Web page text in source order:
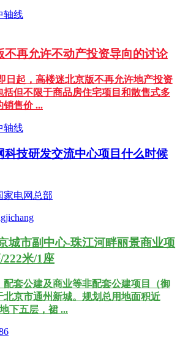
轴线
不再允许不动产投资导向的讨论
日起，高楼迷北京版不再允许地产投资
括但不限于商品房住宅项目和散售式多
销售价 ...
轴线
科技研发交流中心项目什么时候
家电网总部
城市副中心-珠江河畔丽景商业项
222米/1座
配套公建及商业等非配套公建项目（御
北京市通州新城。规划总用地面积近
下五层，裙 ...